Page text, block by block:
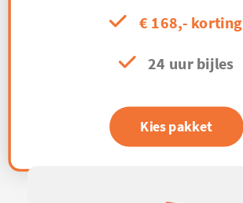
€ 168,- korting
24 uur bijles
Kies pakket